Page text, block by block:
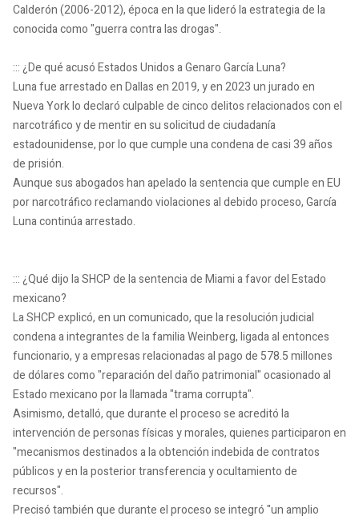
Calderón (2006-2012), época en la que lideró la estrategia de la
conocida como "guerra contra las drogas".
::: ¿De qué acusó Estados Unidos a Genaro García Luna?
Luna fue arrestado en Dallas en 2019, y en 2023 un jurado en
Nueva York lo declaró culpable de cinco delitos relacionados con el
narcotráfico y de mentir en su solicitud de ciudadanía
estadounidense, por lo que cumple una condena de casi 39 años
de prisión.
Aunque sus abogados han apelado la sentencia que cumple en EU
por narcotráfico reclamando violaciones al debido proceso, García
Luna continúa arrestado.
::: ¿Qué dijo la SHCP de la sentencia de Miami a favor del Estado
mexicano?
La SHCP explicó, en un comunicado, que la resolución judicial
condena a integrantes de la familia Weinberg, ligada al entonces
funcionario, y a empresas relacionadas al pago de 578.5 millones
de dólares como "reparación del daño patrimonial" ocasionado al
Estado mexicano por la llamada "trama corrupta".
Asimismo, detalló, que durante el proceso se acreditó la
intervención de personas físicas y morales, quienes participaron en
"mecanismos destinados a la obtención indebida de contratos
públicos y en la posterior transferencia y ocultamiento de
recursos".
Precisó también que durante el proceso se integró "un amplio